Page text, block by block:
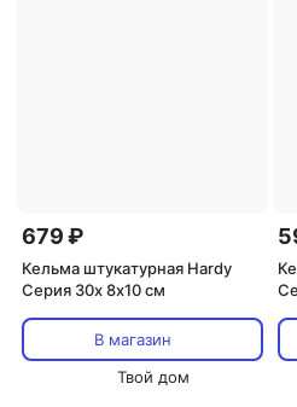
679 ₽
Кельма штукатурная Hardy
Серия 30x 8х10 см
В магазин
Твой дом